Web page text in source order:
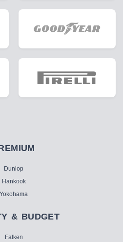
Dunlop
Hankook
Yokohama
& BUDGET
Falken